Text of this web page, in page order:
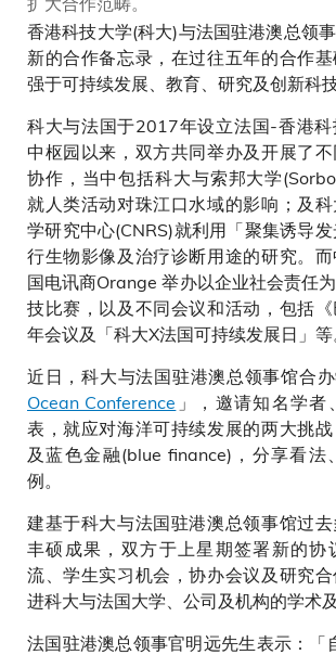
扩大合作范畴。
香港科技大学(科大)与法国驻港澳总领
新的合作备忘录，在过往五年的合作
强于可持续发展、教育、研究及创新科
科大与法国于2017年设立法国-香港
中枢园以来，双方共同举办及开展了
协作，当中包括科大与索邦大学
就人类活动对珠江口水域的影响；及
学研究中心(CNRS)就利用「聚集诱导
行生物影像及治疗诊断用途的研究。
国电讯商Orange 举办以企业社会责任
技比赛，以及不同会议和活动，包括
年会议及「科大X法国可持续发展日」等
近日，科大与法国驻港澳总领事馆合
Ocean Conference 」，邀请知名学
表，就应对海洋可持续发展的两大挑
及蓝色金融(blue finance)，分享看法
例。
建基于科大与法国驻港澳总领事馆过
丰硕成果，双方于上星期签署新的协
流、学生实习机会，协办会议及研究
进科大与法国大学、公司及机构的学术及
法国驻港澳总领事官明远先生表示：